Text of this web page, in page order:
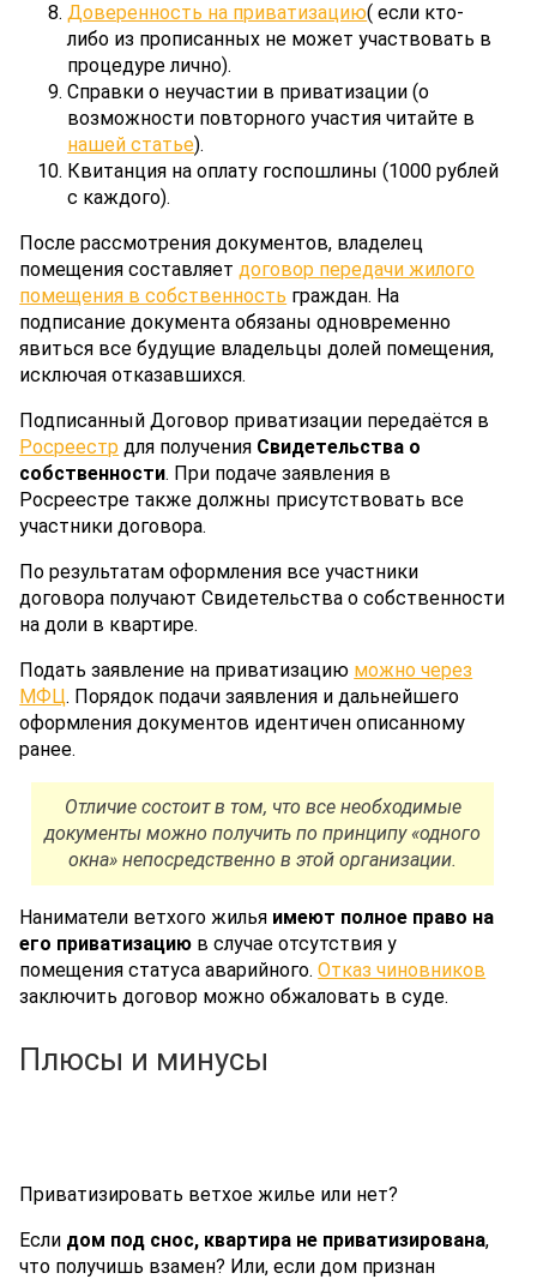
Доверенность на приватизацию( если кто-
либо из прописанных не может участвовать в
процедуре лично).
Справки о неучастии в приватизации (о
возможности повторного участия читайте в
нашей статье).
Квитанция на оплату госпошлины (1000 рублей
с каждого).
После рассмотрения документов, владелец
помещения составляетдоговор передачи жилого
помещения в собственность граждан. На
подписание документа обязаны одновременно
явиться все будущие владельцы долей помещения,
исключая отказавшихся.
Подписанный Договор приватизации передаётся в
Росреестр для получения Свидетельства о
собственности. При подаче заявления в
Росреестре также должны присутствовать все
участники договора.
По результатам оформления все участники
договора получают Свидетельства о собственности
на доли в квартире.
Подать заявление на приватизацию можно через
МФЦ. Порядок подачи заявления и дальнейшего
оформления документов идентичен описанному
ранее.
Отличие состоит в том, что все необходимые
документы можно получить по принципу «одного
окна» непосредственно в этой организации.
Наниматели ветхого жилья имеют полное право на
его приватизацию в случае отсутствия у
помещения статуса аварийного.Отказ чиновников
заключить договор можно обжаловать в суде.
Плюсы и минусы
Приватизировать ветхое жилье или нет?
Если дом под снос, квартира не приватизирована,
что получишь взамен? Или, если дом признан